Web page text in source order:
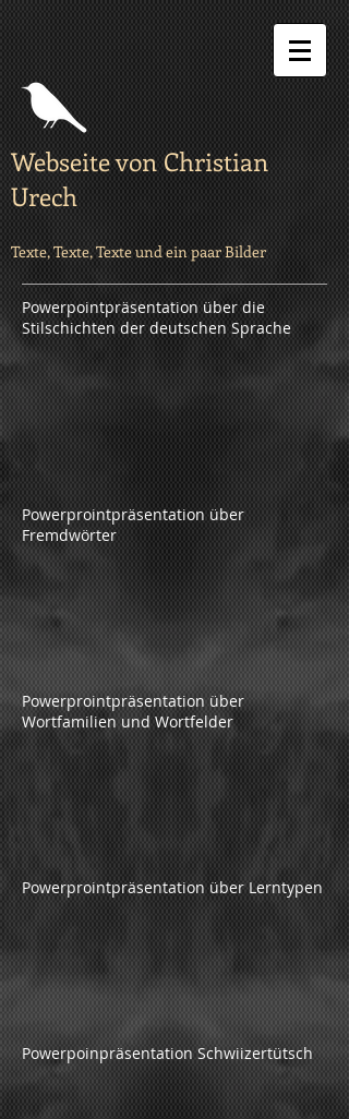
Webseite von Christian
Urech
Texte, Texte, Texte und ein paar Bilder
Powerpointpräsentation über die
Stilschichten der deutschen Sprache
Powerprointpräsentation über
Fremdwörter
Powerprointpräsentation über
Wortfamilien und Wortfelder
Powerprointpräsentation über Lerntypen
Powerpoinpräsentation Schwiizertütsch